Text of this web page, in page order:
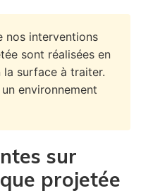
nos interventions
sont réalisées en
la surface à traiter.
environnement
sur
projetée